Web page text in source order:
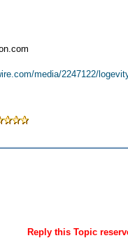
media/2247122/
Reply this Topic